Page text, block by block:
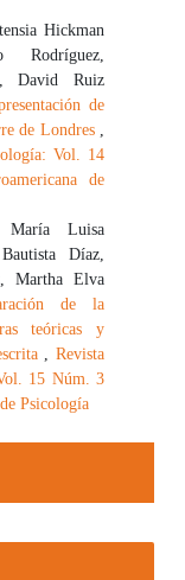
Hickman
Rodríguez,
David Ruiz
de
de Londres ,
Vol. 14
de
María Luisa
Díaz,
Martha Elva
de la
teóricas y
, Revista
15 Núm. 3
Psicología